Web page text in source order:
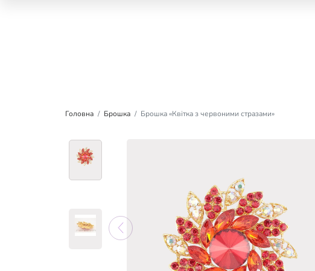
Головна Брошка Брошка «Квітка з червоними стразами»